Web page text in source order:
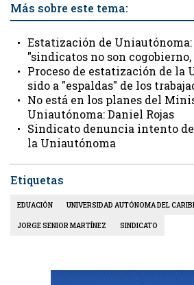
Más sobre este tema:
Estatización de
"sindicatos no son
Proceso de estatización de la
sido a "espaldas" de los
No está en los planes del
Uniautónoma: Daniel Rojas
Sindicato denuncia intento
la Uniautónoma
Etiquetas
EDUACIÓN UNIVERSIDAD AUTÓNOMA DEL
JORGE SENIOR MARTÍNEZ SINDICATO